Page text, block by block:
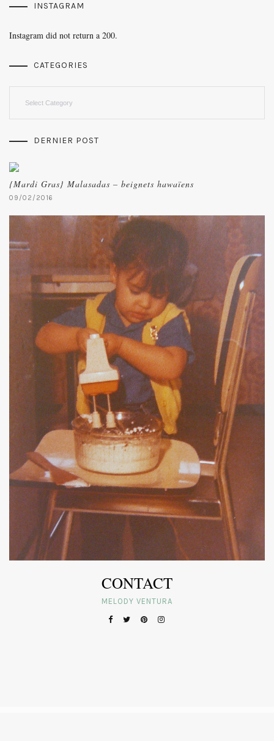
INSTAGRAM
Instagram did not return a 200.
CATEGORIES
DERNIER POST
{Mardi Gras} Malasadas – beignets hawaïens
09/02/2016
CONTACT
MELODY VENTURA